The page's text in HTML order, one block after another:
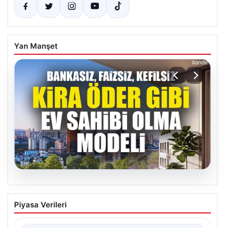
Yan Manşet
04.08.2026
DAP Yapı’dan bir ilk! Emlak Konut
güvencesi Dap vizyonuyla kendi
Piyasa Verileri